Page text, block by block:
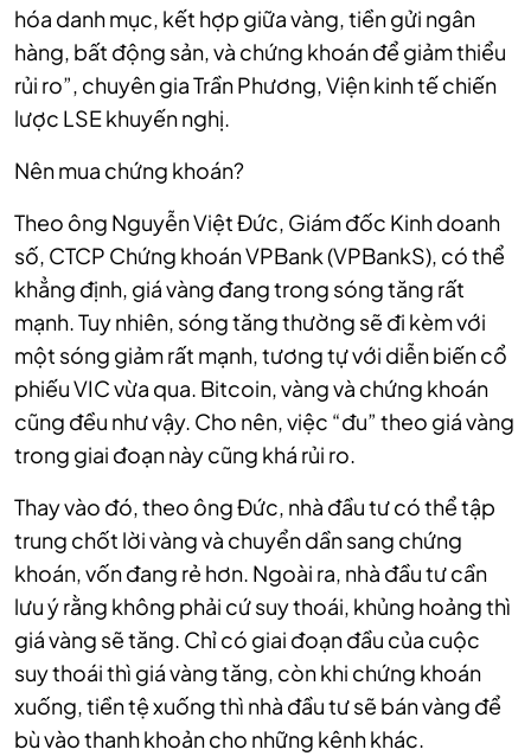
hóa danh mục, kết hợp giữa vàng, tiền gửi ngân
hàng, bất động sản, và chứng khoán để giảm thiểu
rủi ro”, chuyên gia Trần Phương, Viện kinh tế chiến
lược LSE khuyến nghị.
Nên mua chứng khoán?
Theo ông Nguyễn Việt Đức, Giám đốc Kinh doanh
số, CTCP Chứng khoán VPBank (VPBankS), có thể
khẳng định, giá vàng đang trong sóng tăng rất
mạnh. Tuy nhiên, sóng tăng thường sẽ đi kèm với
một sóng giảm rất mạnh, tương tự với diễn biến cổ
phiếu VIC vừa qua. Bitcoin, vàng và chứng khoán
cũng đều như vậy. Cho nên, việc “đu” theo giá vàng
trong giai đoạn này cũng khá rủi ro.
Thay vào đó, theo ông Đức, nhà đầu tư có thể tập
trung chốt lời vàng và chuyển dần sang chứng
khoán, vốn đang rẻ hơn. Ngoài ra, nhà đầu tư cần
lưu ý rằng không phải cứ suy thoái, khủng hoảng thì
giá vàng sẽ tăng. Chỉ có giai đoạn đầu của cuộc
suy thoái thì giá vàng tăng, còn khi chứng khoán
xuống, tiền tệ xuống thì nhà đầu tư sẽ bán vàng để
bù vào thanh khoản cho những kênh khác.